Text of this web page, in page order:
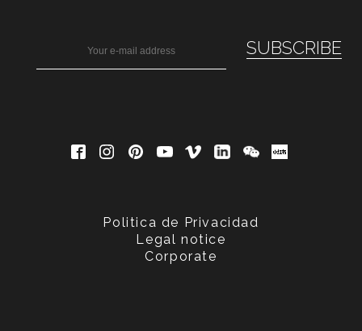
Politica de Privacidad
Legal notice
Corporate